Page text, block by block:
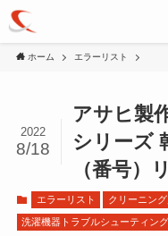
ホーム エラーリスト
アサヒ製
シリーズ
（番号）
2022
8/18
エラーリスト クリーニン
洗濯機器トラブルシューティング